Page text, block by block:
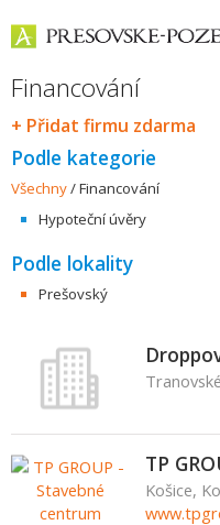
Financování
+ Přidat firmu zdarma
Podle kategorie
Všechny/Financování
Hypoteční úvěry
Podle lokality
Prešovský
TP
Košice,